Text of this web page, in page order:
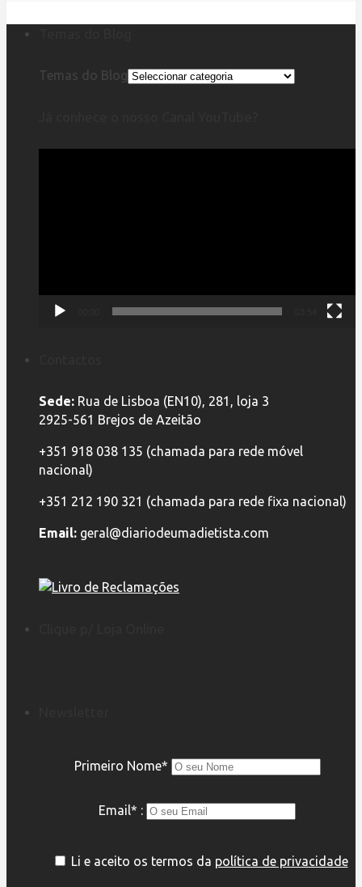
Temas do Blog
Sede: Rua de Lisboa (EN10), 281, loja 3
2925-561 Brejos de Azeitão
+351 918 038 135 (chamada para rede móvel
nacional)
+351 212 190 321 (chamada para rede fixa nacional)
Email: geral@diariodeumadietista.com
Primeiro Nome*
Email* :
Li e aceito os termos da política de privacidade